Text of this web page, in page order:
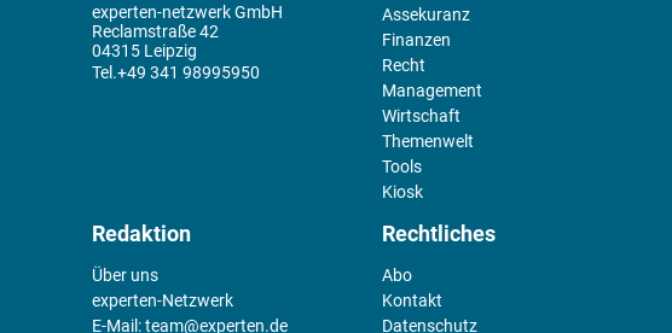
experten-netzwerk GmbH
Reclamstraße 42
04315 Leipzig
+49 341 98995950
Assekuranz
Finanzen
Recht
Management
Wirtschaft
Themenwelt
Tools
Kiosk
Redaktion
Über uns
experten-Netzwerk
E-Mail:team@experten.de
Rechtliches
Abo
Kontakt
Datenschutz